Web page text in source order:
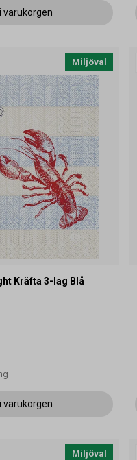
i varukorgen
Miljöval
Kräfta 3-lag Blå
varukorgen
Miljöval